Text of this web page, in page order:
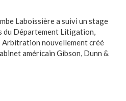
Laboissière a suivi un stage
Département Litigation,
Arbitration nouvellement créé
américain Gibson, Dunn &